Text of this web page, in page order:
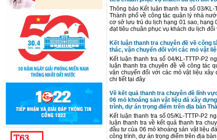
Thông báo Kết luận thanh tra số 03/
Thành phố về công tác quản lý nhà
cơ sở lưu trú du lịch hạng 01 sao, hạng
đạt tiêu chuân phục vụ khách du lịch
Kết luận thanh tra chuyên đề về công
thác, vận chuyển đối với các mỏ vật
Kết luận thanh tra số 04/KL-TTTP-P2
luận thanh tra chuyên đề về công tác
vận chuyển đối với các mỏ vật liệu xây
chi tiết tại đây
Về kết quả thanh tra chuyên đề lĩnh
06 mỏ khoáng sản vật liệu đá xây
trình, dự án trọng điểm trên địa bàn
Kết luận thanh tra số 05/KL-TTTP-P2
luận thanh tra về kết quả thanh tra
đầu tư của 06 mỏ khoáng sản vật liệu
công trình, dự án trọng điểm trên địa